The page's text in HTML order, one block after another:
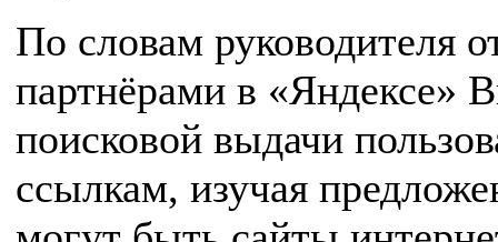
По словам руководителя
партнёрами в «Яндексе»
поисковой выдачи
ссылкам, изучая